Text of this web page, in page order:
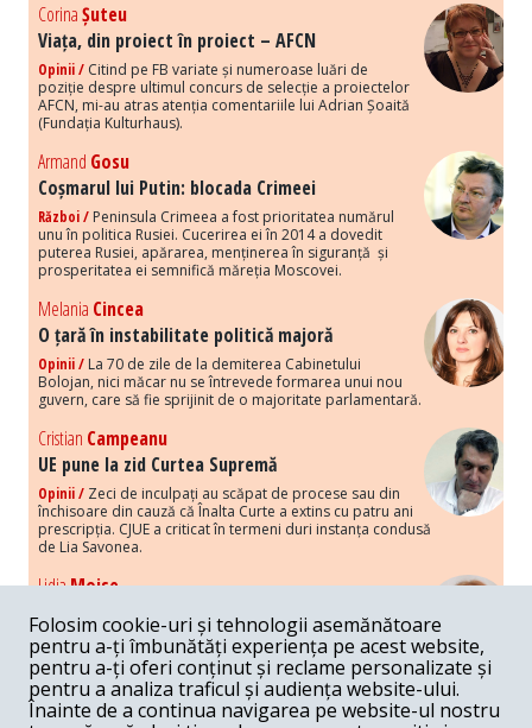
CorinaȘuteu
Viața, din proiect în proiect – AFCN
Opinii / Citind pe FB variate și numeroase luări de
poziție despre ultimul concurs de selecție a proiectelor
AFCN, mi-au atras atenția comentariile lui Adrian Șoaită
(Fundația Kulturhaus).
Armand Gosu
Coșmarul lui Putin: blocada Crimeei
Război / Peninsula Crimeea a fost prioritatea numărul
unu în politica Rusiei. Cucerirea ei în 2014 a dovedit
puterea Rusiei, apărarea, menținerea în siguranță și
prosperitatea ei semnifică măreția Moscovei.
Melania Cincea
O țară în instabilitate politică majoră
Opinii / La 70 de zile de la demiterea Cabinetului
Bolojan, nici măcar nu se întrevede formarea unui nou
guvern, care să fie sprijinit de o majoritate parlamentară.
Cristian Campeanu
UE pune la zid Curtea Supremă
Opinii / Zeci de inculpați au scăpat de procese sau din
închisoare din cauză că Înalta Curte a extins cu patru ani
prescripția. CJUE a criticat în termeni duri instanța condusă
de Lia Savonea.
LidiaMoise
Costurile economice ale haosului politic
Opinii / Economia nu poate rezista cu retorica falsă a
susținerii intereselor poporului, care, de fapt, ascunde
obsesia menținerii privilegiilor și a averilor unor caste.
Melania Cincea
Folosim cookie-uri și tehnologii asemănătoare
pentru a-ți îmbunătăți experiența pe acest website,
pentru a-ți oferi conținut și reclame personalizate și
pentru a analiza traficul și audiența website-ului.
Înainte de a continua navigarea pe website-ul nostru